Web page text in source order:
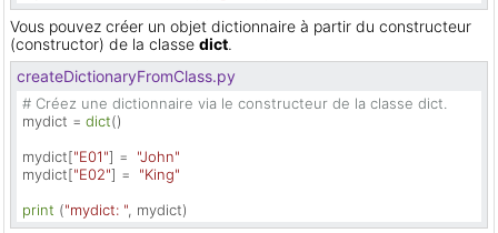
Vous pouvez créer un objet dictionnaire à partir du constructeur
(constructor) de la classe dict.
createDictionaryFromClass.py
# Créez une dictionnaire via le constructeur de la classe dict.
mydict = dict()
mydict["E01"] = "John"
mydict["E02"] = "King"
print ("mydict: ", mydict)